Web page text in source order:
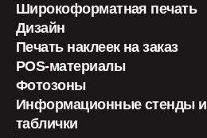
Широкоформатная печать
Дизайн
Печать наклеек на заказ
POS-материалы
Фотозоны
Информационные стенды и
таблички